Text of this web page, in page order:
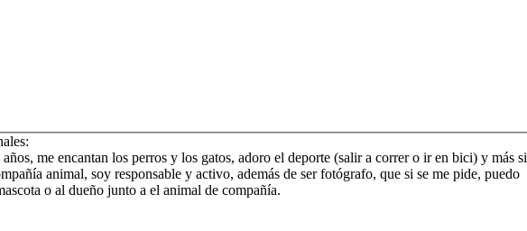
me encantan los perros y los gatos, adoro el deporte (salir a correr o ir en bici) y más si
animal, soy responsable y activo, además de ser fotógrafo, que si se me pide, puedo
o al dueño junto a el animal de compañía.